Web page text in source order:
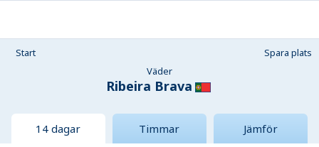
Start
Spara plats
Väder
Ribeira Brava
14 dagar Timmar Jämför